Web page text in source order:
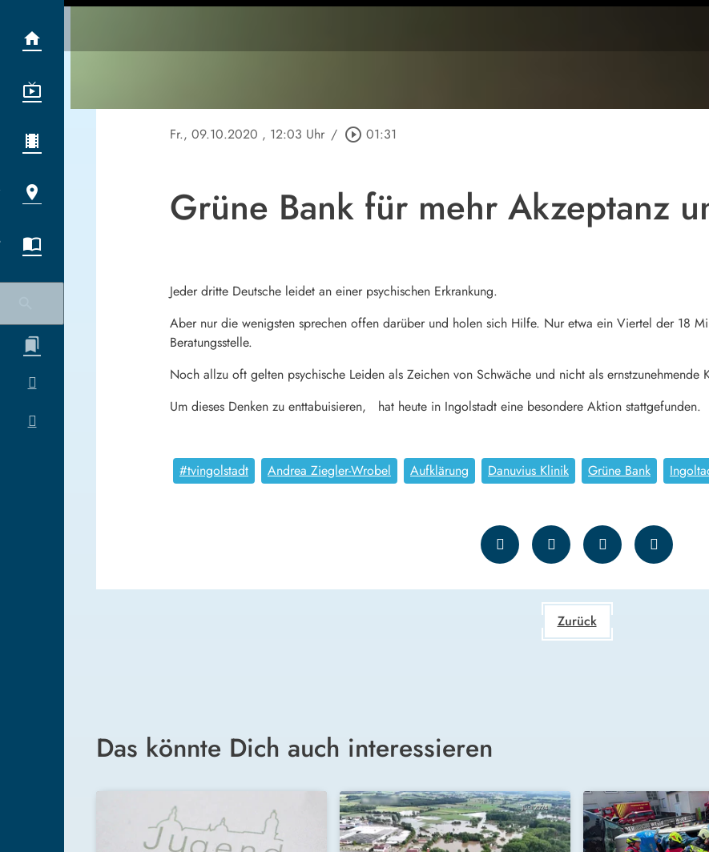
Fr., 09.10.2020 , 12:03 Uhr / play_circle_outline 01:31
Grüne Bank für mehr Akzeptanz
Jeder dritte Deutsche leidet an einer psychischen Erkrankung.
Aber nur die wenigsten sprechen offen darüber und holen sich Hilfe. Nur etwa ein Viertel der 18
Beratungsstelle.
Noch allzu oft gelten psychische Leiden als Zeichen von Schwäche und nicht als ernstzunehmende
Um dieses Denken zu enttabuisieren, hat heute in Ingolstadt eine besondere Aktion stattgefunden.
#tvingolstadt Andrea Ziegler-Wrobel Aufklärung Danuvius Klinik Grüne Bank
Zurück
Das könnte Dich auch interessieren